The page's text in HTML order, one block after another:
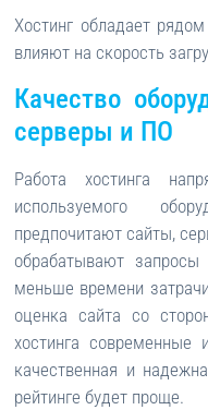
Хостинг обладает
влияют на скорость
Качество
серверы и ПО
Работа хостинга
используемого
предпочитают сайты,
обрабатывают
меньше времени
оценка сайта со
хостинга современные
качественная и
рейтинге будет проще.